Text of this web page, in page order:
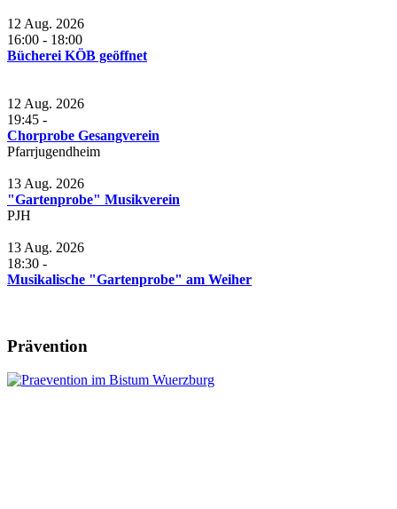
12 Aug. 2026
16:00 - 18:00
Bücherei KÖB geöffnet
12 Aug. 2026
19:45 -
Chorprobe Gesangverein
Pfarrjugendheim
13 Aug. 2026
"Gartenprobe" Musikverein
PJH
13 Aug. 2026
18:30 -
Musikalische "Gartenprobe" am Weiher
Prävention